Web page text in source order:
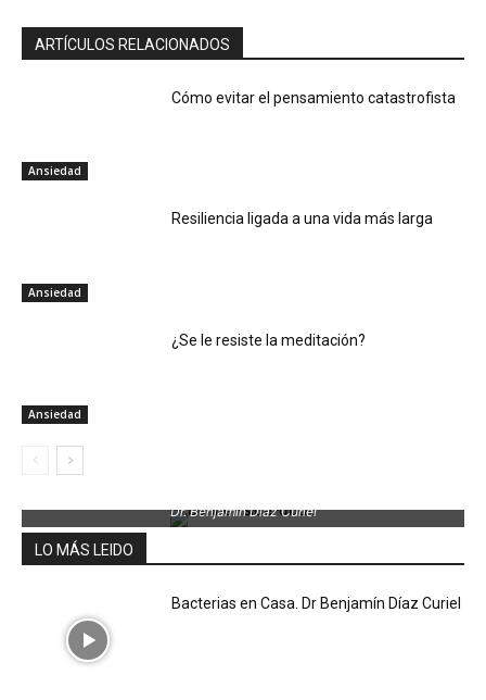
ARTÍCULOS RELACIONADOS
Ansiedad
Cómo evitar el pensamiento catastrofista
Ansiedad
Resiliencia ligada a una vida más larga
Ansiedad
¿Se le resiste la meditación?
Dr. Benjamin Díaz Curiel
LO MÁS LEIDO
Bacterias en Casa. Dr Benjamín Díaz Curiel